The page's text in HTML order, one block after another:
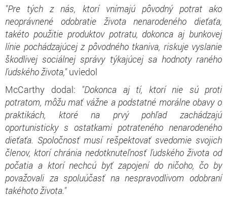
"Pre tých z nás, ktorí vnímajú pôvodný potrat ako
neoprávnené odobratie života nenarodeného dieťaťa,
takéto použitie produktov potratu, dokonca aj bunkovej
línie pochádzajúcej z pôvodného tkaniva, riskuje vyslanie
škodlivej sociálnej správy týkajúcej sa hodnoty raného
ľudského života,"uviedol
McCarthy dodal: "Dokonca aj tí, ktorí nie sú proti
potratom, môžu mať vážne a podstatné morálne obavy o
praktikách, ktoré na prvý pohľad zachádzajú
oportunisticky s ostatkami potrateného nenarodeného
dieťaťa. Spoločnosť musí rešpektovať svedomie svojich
členov, ktorí chránia nedotknuteľnosť ľudského života od
počatia a ktorí nechcú byť zapojení do ničoho, čo by
považovali za spoluúčasť na nespravodlivom odobraní
takéhoto života."